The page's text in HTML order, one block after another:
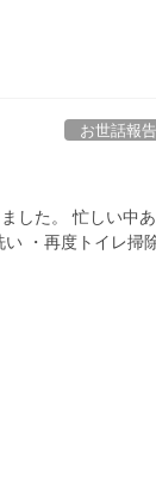
お世話報告
した。 忙しい中あ
・再度トイレ掃